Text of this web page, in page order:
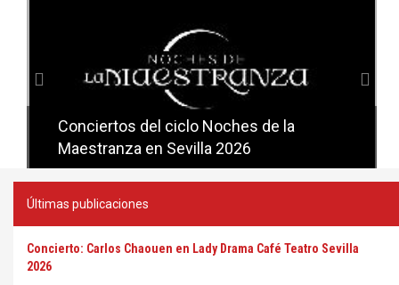
Conciertos del ciclo Noches de la
Maestranza en Sevilla 2026
Conciertos del ciclo Candlelight en
Sevilla
Últimas publicaciones
Concierto: Carlos Chaouen en Lady Drama Café Teatro Sevilla
2026